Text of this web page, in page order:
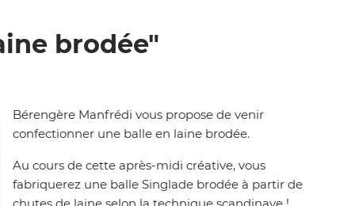
brodée"
Bérengère Manfrédi vous propose de venir
confectionner une balle en laine brodée.
Au cours de cette après-midi créative, vous
fabriquerez une balle Singlade brodée à partir de